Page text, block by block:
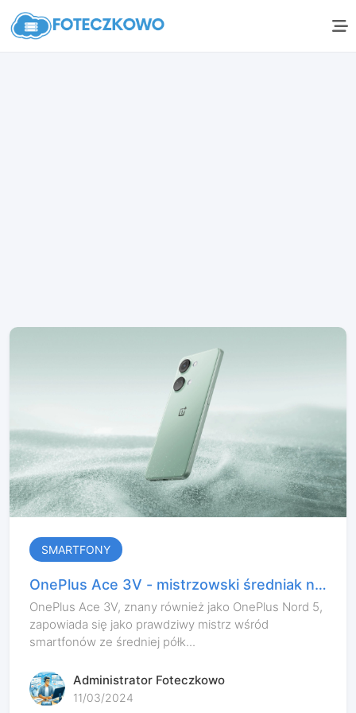
SMARTFONY
OnePlus Ace 3V - mistrzowski średniak na
horyzoncie
OnePlus Ace 3V, znany również jako OnePlus Nord 5,
zapowiada się jako prawdziwy mistrz wśród
smartfonów ze średniej półk...
Administrator Foteczkowo
11/03/2024